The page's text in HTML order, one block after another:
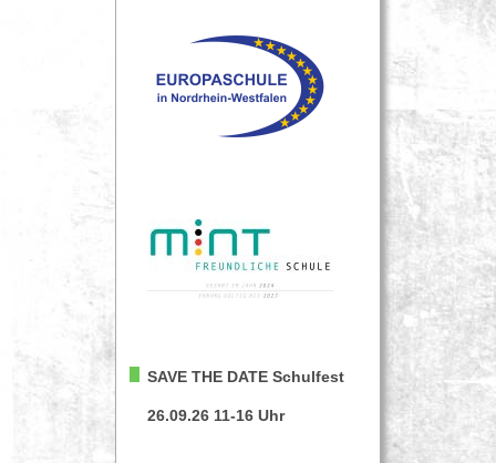
SAVE THE DATE Schulfest
26.09.26 11-16 Uhr